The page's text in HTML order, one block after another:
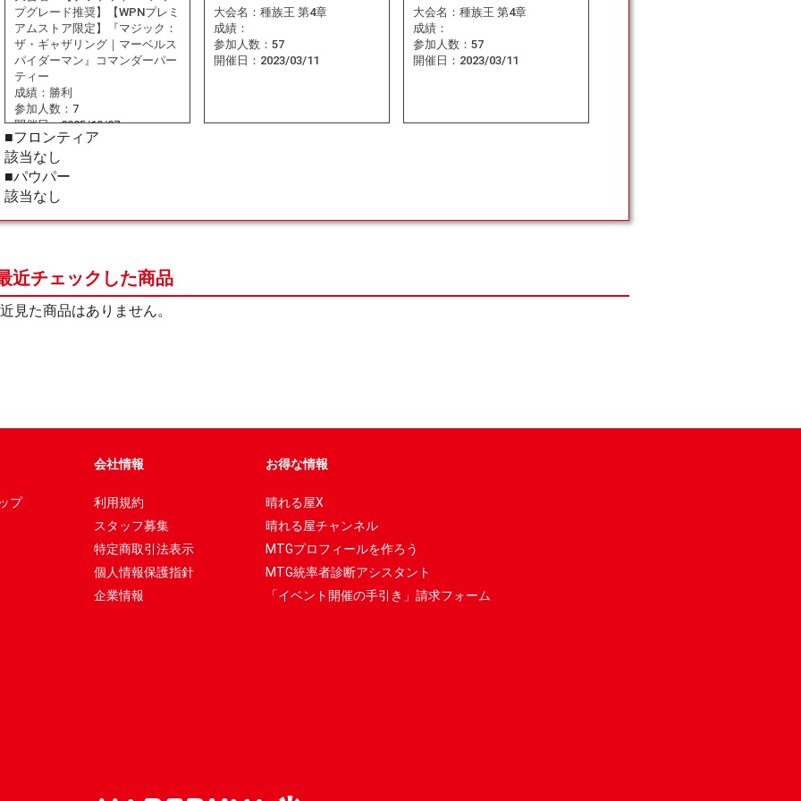
プグレード推奨】【WPNプレミ
アムストア限定】『マジック：
ザ・ギャザリング｜マーベルス
パイダーマン』コマンダーパー
ティー
成績： 勝利
参加人数： 7
開催日：2025/10/07
大会名： 種族王 第4章
成績：
参加人数： 57
開催日： 2023/03/11
大会名： 種族王 第4章
成績：
参加人数： 57
開催日： 2023/03/11
■フロンティア
該当なし
■パウパー
該当なし
近チェックした商品
見た商品はありません。
プ
会社情報
利用規約
スタッフ募集
特定商取引法表示
個人情報保護指針
企業情報
お得な情報
晴れる屋X
晴れる屋チャンネル
MTGプロフィールを作ろう
MTG統率者診断アシスタント
「イベント開催の手引き」請求フォーム